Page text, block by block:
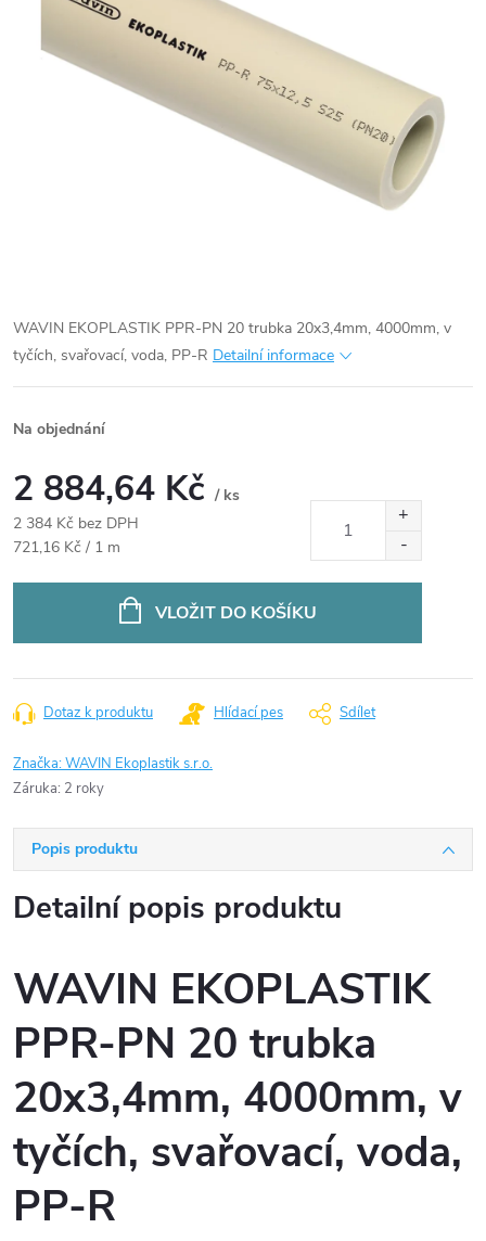
WAVIN EKOPLASTIK PPR-PN 20 trubka 20x3,4mm, 4000mm, v
tyčích, svařovací, voda, PP-R Detailní informace
Na objednání
2 884,64 Kč / ks
2 384 Kč bez DPH
Měrná
721,16 Kč / 1 m
VLOŽIT DO KOŠÍKU
Dotaz k produktu Hlídací pes Sdílet
Značka:WAVIN Ekoplastik s.r.o.
Záruka: 2 roky
Popis produktu
Detailní popis produktu
WAVIN EKOPLASTIK
PPR-PN 20 trubka
20x3,4mm, 4000mm, v
tyčích, svařovací, voda,
PP-R